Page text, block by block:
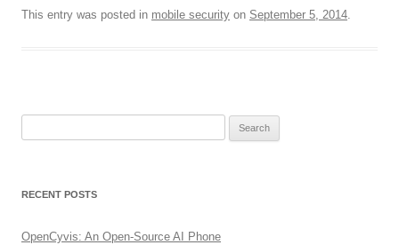
This entry was posted in mobile security on September 5, 2014.
RECENT POSTS
OpenCyvis: An Open-Source AI Phone